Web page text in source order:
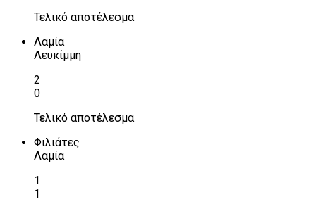
Τελικό αποτέλεσμα
Λαμία
Λευκίμμη
2
0
Τελικό αποτέλεσμα
Φιλιάτες
Λαμία
1
1